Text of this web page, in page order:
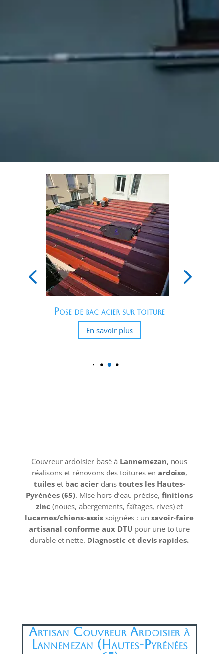
SOS Toiture 24/7
En savoir plus
Couvreur ardoisier basé à Lannemezan, nous
réalisons et rénovons des toitures en ardoise,
tuileset bac acierdans toutes les Hautes-
Pyrénées (65). Mise hors d’eau précise,finitions
zinc (noues, abergements, faîtages, rives) et
lucarnes/chiens-assis soignées : unsavoir-faire
artisanal conforme aux DTU pour une toiture
durable et nette. Diagnostic et devis rapides.
Artisan Couvreur Ardoisier à
Lannemezan (Hautes-Pyrénées